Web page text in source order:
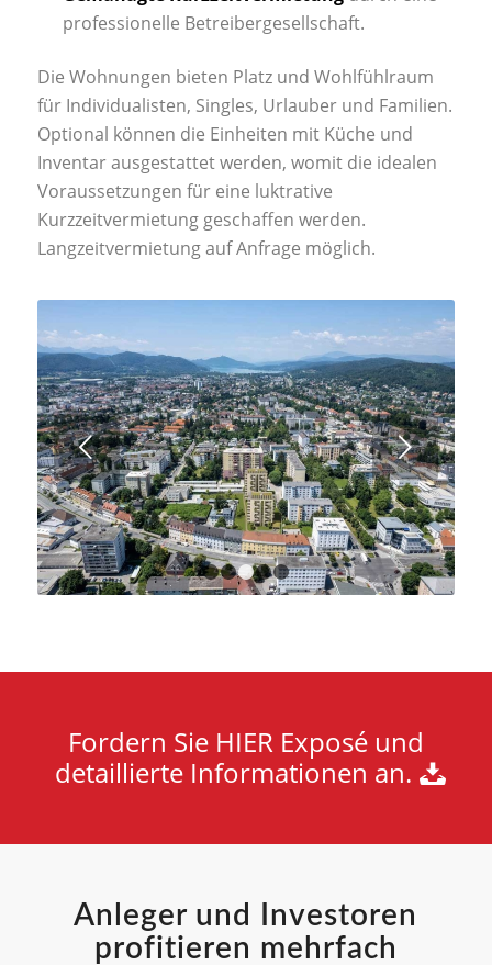
professionelle Betreibergesellschaft.
Die Wohnungen bieten Platz und Wohlfühlraum
für Individualisten, Singles, Urlauber und Familien.
Optional können die Einheiten mit Küche und
Inventar ausgestattet werden, womit die idealen
Voraussetzungen für eine luktrative
Kurzzeitvermietung geschaffen werden.
Langzeitvermietung auf Anfrage möglich.
Weiter
1 2 3 4 5
Fordern Sie HIER Exposé und
detaillierte Informationen an.
Anleger und Investoren
profitieren mehrfach